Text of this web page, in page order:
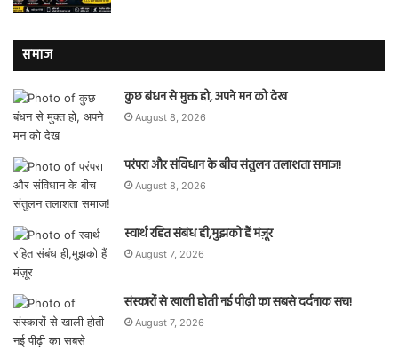
समाज
कुछ बंधन से मुक्त हो, अपने मन को देख
August 8, 2026
परंपरा और संविधान के बीच संतुलन तलाशता समाज!
August 8, 2026
स्वार्थ रहित संबंध ही,मुझको हैं मंज़ूर
August 7, 2026
संस्कारों से खाली होती नई पीढ़ी का सबसे दर्दनाक सच!
August 7, 2026